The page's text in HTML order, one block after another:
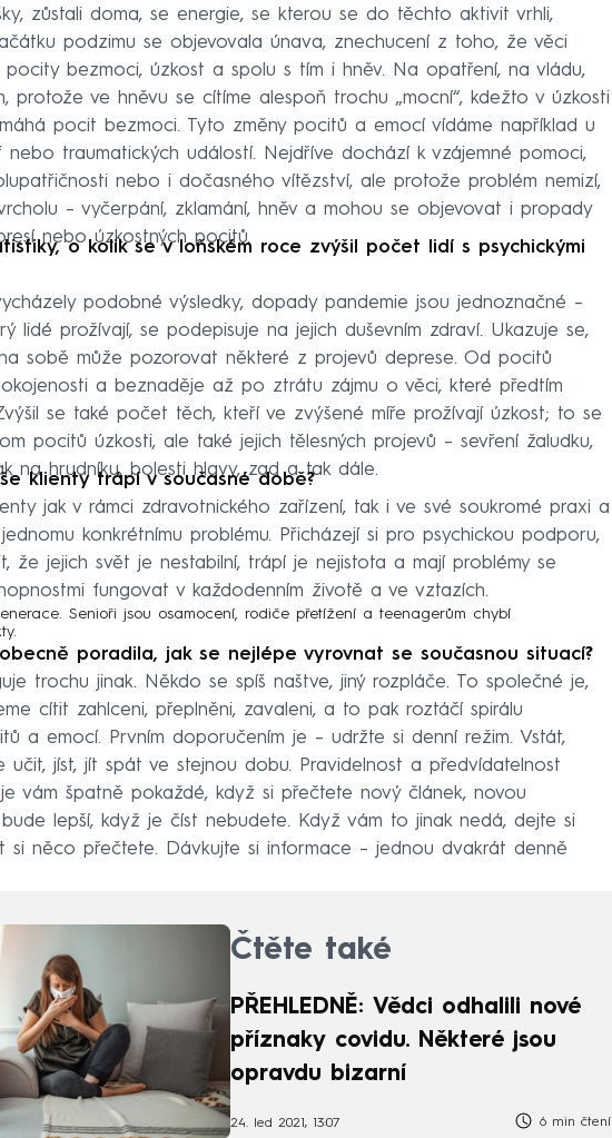
zůstali doma, se energie, se kterou se do těchto aktivit vrhli,
podzimu se objevovala únava, znechucení z toho, že věci
pocity bezmoci, úzkost a spolu s tím i hněv. Na opatření, na vládu,
protože ve hněvu se cítíme alespoň trochu „mocní“, kdežto v úzkosti
pocit bezmoci. Tyto změny pocitů a emocí vídáme například u
nebo traumatických událostí. Nejdříve dochází k vzájemné pomoci,
nebo i dočasného vítězství, ale protože problém nemizí,
– vyčerpání, zklamání, hněv a mohou se objevovat i propady
nebo úzkostných pocitů.
o kolik se v loňském roce zvýšil počet lidí s psychickými
podobné výsledky, dopady pandemie jsou jednoznačné –
lidé prožívají, se podepisuje na jejich duševním zdraví. Ukazuje se,
sobě může pozorovat některé z projevů deprese. Od pocitů
a beznaděje až po ztrátu zájmu o věci, které předtím
se také počet těch, kteří ve zvýšené míře prožívají úzkost; to se
pocitů úzkosti, ale také jejich tělesných projevů – sevření žaludku,
na hrudníku, bolesti hlavy, zad a tak dále.
klienty trápí v současné době?
jak v rámci zdravotnického zařízení, tak i ve své soukromé praxi a
konkrétnímu problému. Přicházejí si pro psychickou podporu,
že jejich svět je nestabilní, trápí je nejistota a mají problémy se
fungovat v každodenním životě a ve vztazích.
Senioři jsou osamocení, rodiče přetížení a teenagerům chybí
poradila, jak se nejlépe vyrovnat se současnou situací?
trochu jinak. Někdo se spíš naštve, jiný rozpláče. To společné je,
cítit zahlceni, přeplněni, zavaleni, a to pak roztáčí spirálu
a emocí. Prvním doporučením je – udržte si denní režim. Vstát,
jíst, jít spát ve stejnou dobu. Pravidelnost a předvídatelnost
je vám špatně pokaždé, když si přečtete nový článek, novou
lepší, když je číst nebudete. Když vám to jinak nedá, dejte si
si něco přečtete. Dávkujte si informace – jednou dvakrát denně
Čtěte také
PŘEHLEDNĚ: Vědci odhalili nové
příznaky covidu. Některé jsou
opravdu bizarní
24. led 2021, 13:07 6 min čtení